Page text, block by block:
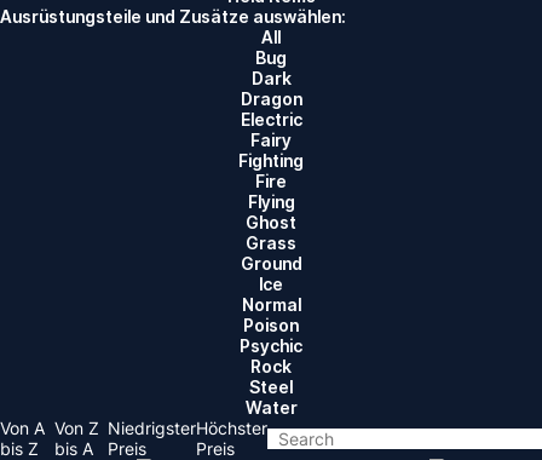
Ausrüstungsteile und Zusätze auswählen:
All
Bug
Dark
Dragon
Electric
Fairy
Fighting
Fire
Flying
Ghost
Grass
Ground
lce
Normal
Poison
Psychic
Rock
Steel
Water
Von A
bis Z
Von Z
bis A
Niedrigster
Preis
Höchster
Preis